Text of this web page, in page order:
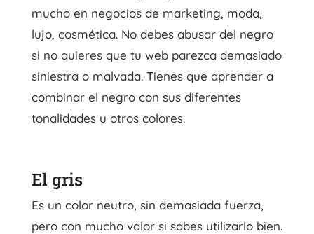
mucho en negocios de marketing, moda,
lujo, cosmética. No debes abusar del negro
si no quieres que tu web parezca demasiado
siniestra o malvada. Tienes que aprender a
combinar el negro con sus diferentes
tonalidades u otros colores.
El gris
Es un color neutro, sin demasiada fuerza,
pero con mucho valor si sabes utilizarlo bien.